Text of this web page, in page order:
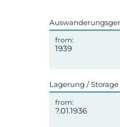
1939
Lagerung / Storage
?.01.1936